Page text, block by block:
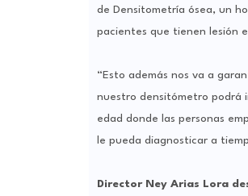
de Densitometría ósea, un
pacientes que tienen lesión
“Esto además nos va a
nuestro densitómetro podrá
edad donde las personas
le pueda diagnosticar a
Director Ney Arias Lora